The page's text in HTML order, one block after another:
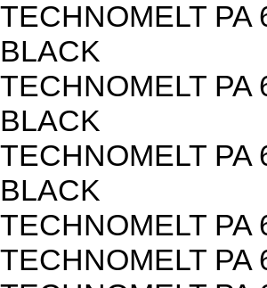
TECHNOMELT PA
BLACK
TECHNOMELT PA
BLACK
TECHNOMELT PA
BLACK
TECHNOMELT PA
TECHNOMELT PA